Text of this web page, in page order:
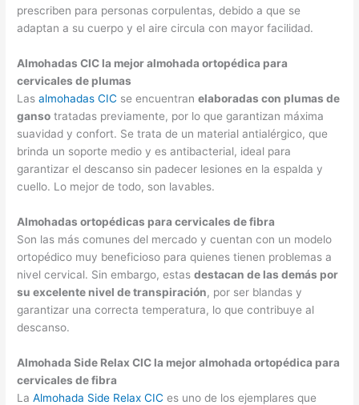
prescriben para personas corpulentas, debido a que se
adaptan a su cuerpo y el aire circula con mayor facilidad.
Almohadas CIC la mejor almohada ortopédica para
cervicales de plumas
Las almohadas CIC se encuentranelaboradas con plumas de
ganso tratadas previamente, por lo que garantizan máxima
suavidad y confort. Se trata de un material antialérgico, que
brinda un soporte medio y es antibacterial, ideal para
garantizar el descanso sin padecer lesiones en la espalda y
cuello. Lo mejor de todo, son lavables.
Almohadas ortopédicas para cervicales de fibra
Son las más comunes del mercado y cuentan con un modelo
ortopédico muy beneficioso para quienes tienen problemas a
nivel cervical. Sin embargo, estasdestacan de las demás por
su excelente nivel de transpiración, por ser blandas y
garantizar una correcta temperatura, lo que contribuye al
descanso.
Almohada Side Relax CIC la mejor almohada ortopédica para
cervicales de fibra
La Almohada Side Relax CIC es uno de los ejemplares que